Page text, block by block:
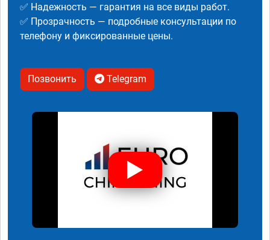
✅ Надежность — гарантия на все виды работ.
✅ Прозрачность — подробные консультации по
телефону и фиксированные цены.
Позвонить Telegram